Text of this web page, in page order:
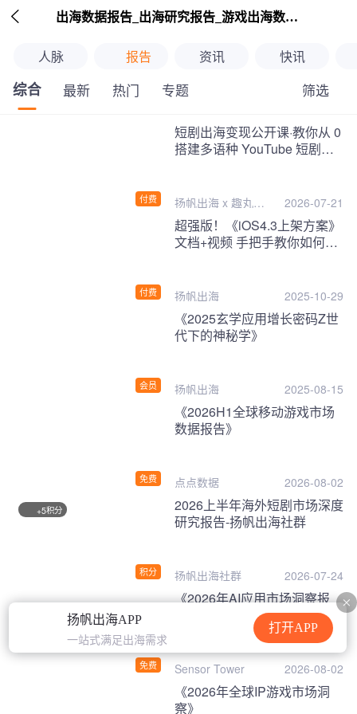
扬帆出海APP
一站式满足出海需求
打开APP
 出海数据报告_出海研究报告_游戏出海数据报告_海外趋势分析-扬帆出海
人脉 报告 资讯 快讯
综合 最新 热门 专题 筛选
继续下拉刷新
付费
短剧出海变现公开课·教你从 0
搭建多语种 YouTube 短剧频
扬帆出海 x 趣丸千 2026-07-21
付费
超强版！《iOS4.3上架方案》
文档+视频 手把手教你如何一
扬帆出海 2025-10-29
会员
《2025玄学应用增长密码Z世
代下的神秘学》
扬帆出海 2025-08-15
免费
《2026H1全球移动游戏市场
数据报告》
点点数据 2026-08-02
+5积分
积分
2026上半年海外短剧市场深度
研究报告-扬帆出海社群
扬帆出海社群 2026-07-24
免费
《2026年AI应用市场洞察报
Sensor Tower 2026-08-02
《2026年全球IP游戏市场洞
察》